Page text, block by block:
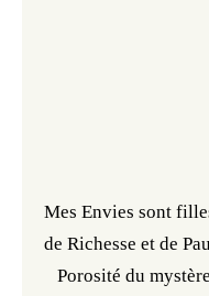
Mes Envies sont
de Richesse et de
Porosité du